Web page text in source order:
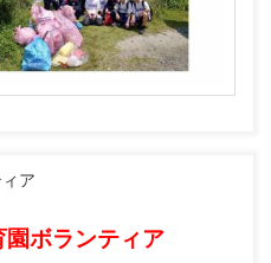
ア
ボランティア